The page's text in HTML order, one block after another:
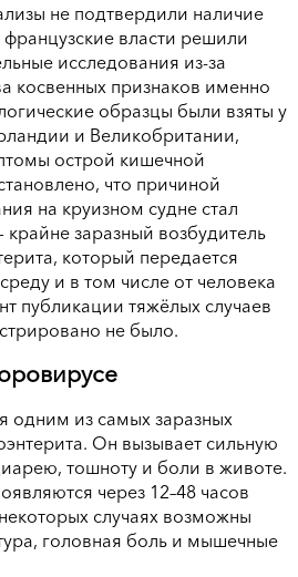
не подтвердили наличие
власти решили
исследования из-за
косвенных признаков именно
образцы были взяты у
и Великобритании,
острой кишечной
что причиной
на круизном судне стал
заразный возбудитель
который передается
и в том числе от человека
публикации тяжёлых случаев
не было.
одним из самых заразных
Он вызывает сильную
тошноту и боли в животе.
через 12–48 часов
случаях возможны
головная боль и мышечные